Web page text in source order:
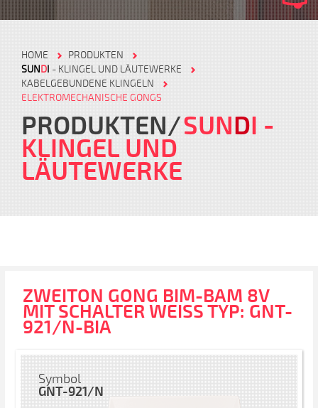
HOME
PRODUKTEN
SUNDI - KLINGEL UND LÄUTEWERKE
KABELGEBUNDENE KLINGELN
ELEKTROMECHANISCHE GONGS
PRODUKTEN SUNDI -
KLINGEL UND
LÄUTEWERKE
ZWEITON GONG BIM-BAM 8V
MIT SCHALTER WEISS TYP: GNT-
921/N-BIA
Symbol
GNT-921/N